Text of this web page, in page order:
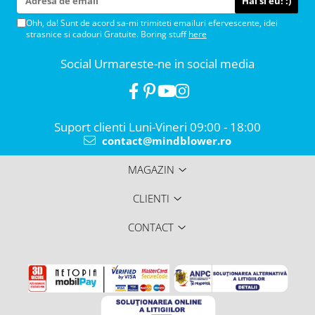
Ohh, da! Sunt de acord sa-mi trimiteti emailuri efervescente, idei
strasnice si cadouri Gratuite. Boring stuffhere
Social Urmareste-ne in social media
Suport clienti Luni-Vineri 09:00 - 18:00
contact@mindblower.ro
MAGAZIN
CLIENTI
CONTACT